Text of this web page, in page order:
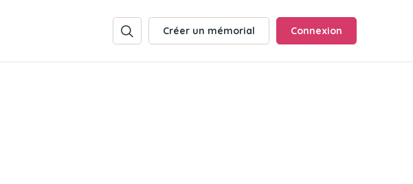
Créer un mémorial Connexion